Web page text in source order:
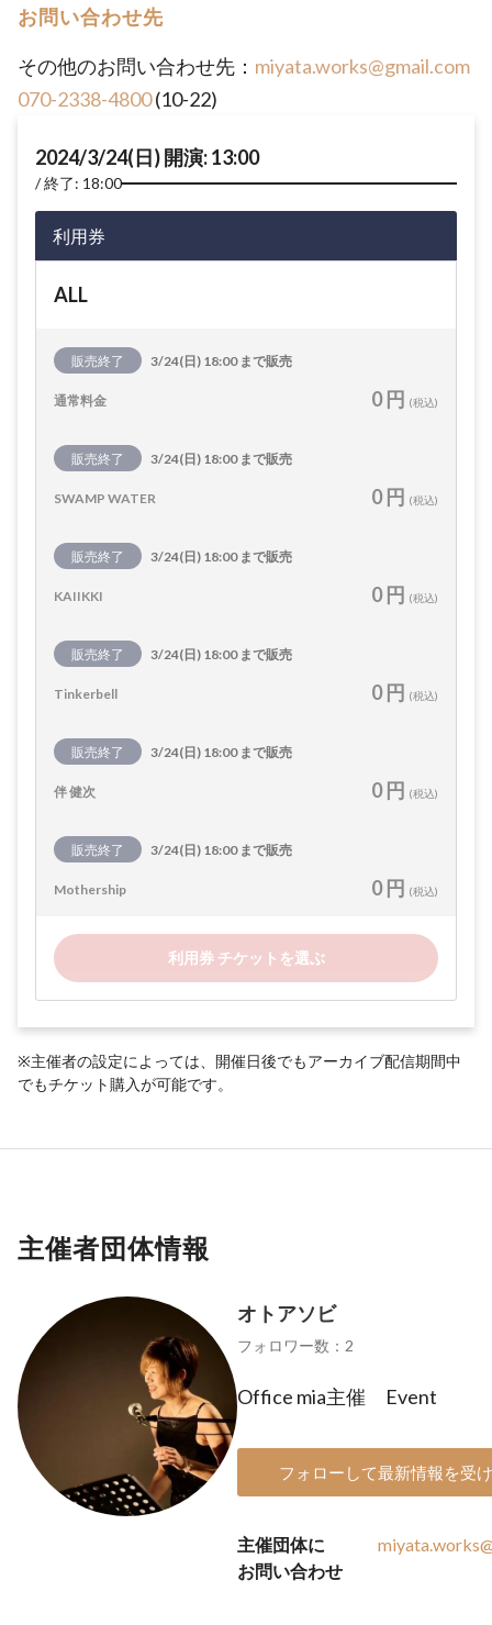
お問い合わせ先
その他のお問い合わせ先： miyata.works@gmail.com
070-2338-4800(10-22)
2024/3/24(日) 開演: 13:00
終了: 18:00
利用券
ALL
販売終了 3/24(日) 18:00 まで販売
通常料金 0 円 (税込)
販売終了 3/24(日) 18:00 まで販売
SWAMP WATER 0 円 (税込)
販売終了 3/24(日) 18:00 まで販売
KAIIKKI 0 円 (税込)
販売終了 3/24(日) 18:00 まで販売
Tinkerbell 0 円 (税込)
販売終了 3/24(日) 18:00 まで販売
伴 健次 0 円 (税込)
販売終了 3/24(日) 18:00 まで販売
Mothership 0 円 (税込)
利用券 チケットを選ぶ
※主催者の設定によっては、開催日後でもアーカイブ配信期間中
でもチケット購入が可能です。
主催者団体情報
オトアソビ
フォロワー数：2
Office mia主催 Event
フォローして最新情報を受
主催団体に
お問い合わせ